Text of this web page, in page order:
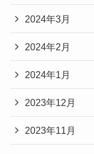
2024年3月
2024年2月
2024年1月
2023年12月
2023年11月